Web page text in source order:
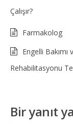
Çalışır?
Farmakolog
Engelli Bakımı
Rehabilitasyonu
Bir yanıt